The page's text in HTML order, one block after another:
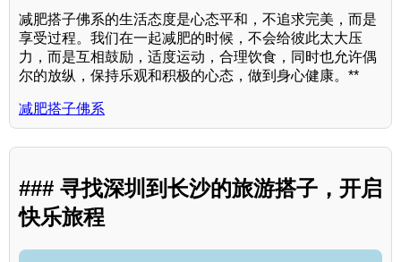
减肥搭子佛系的生活态度是心态平和，不追求完美，而是
享受过程。我们在一起减肥的时候，不会给彼此太大压
力，而是互相鼓励，适度运动，合理饮食，同时也允许偶
尔的放纵，保持乐观和积极的心态，做到身心健康。**
减肥搭子佛系
### 寻找深圳到长沙的旅游搭子，开启
快乐旅程